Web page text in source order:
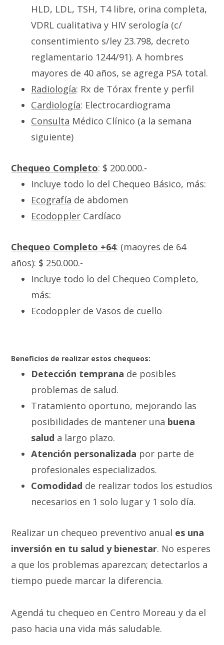
HLD, LDL, TSH, T4 libre, orina completa,
VDRL cualitativa y HIV serología (c/
consentimiento s/ley 23.798, decreto
reglamentario 1244/91). A hombres
mayores de 40 años, se agrega PSA total.
Radiología: Rx de Tórax frente y perfil
Cardiología: Electrocardiograma
Consulta Médico Clínico (a la semana
siguiente)
Chequeo Completo: $ 200.000.-
Incluye todo lo del Chequeo Básico, más:
Ecografía de abdomen
Ecodoppler Cardíaco
Chequeo Completo +64: (maoyres de 64
años): $ 250.000.-
Incluye todo lo del Chequeo Completo,
más:
Ecodoppler de Vasos de cuello
Beneficios de realizar estos chequeos:
Detección temprana de posibles
problemas de salud.
Tratamiento oportuno, mejorando las
posibilidades de mantener una buena
salud a largo plazo.
Atención personalizada por parte de
profesionales especializados.
Comodidad de realizar todos los estudios
necesarios en 1 solo lugar y 1 solo día.
Realizar un chequeo preventivo anual es una
inversión en tu salud y bienestar. No esperes
a que los problemas aparezcan; detectarlos a
tiempo puede marcar la diferencia.
Agendá tu chequeo en Centro Moreau y da el
paso hacia una vida más saludable.